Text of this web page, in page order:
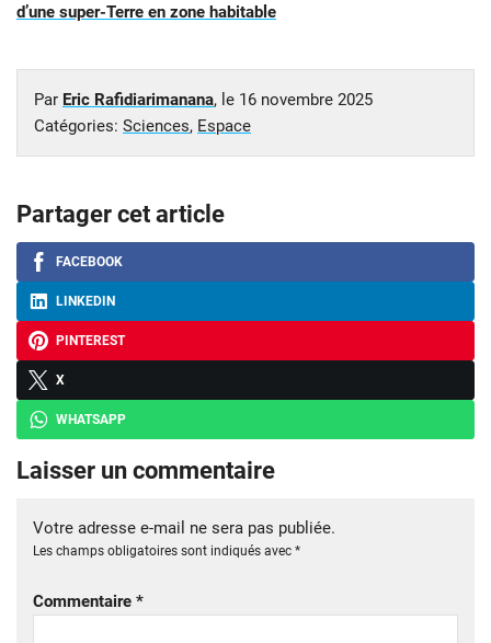
d’une super-Terre en zone habitable
Par Eric Rafidiarimanana, le 16 novembre 2025
Catégories: Sciences, Espace
Partager cet article
FACEBOOK
LINKEDIN
PINTEREST
X
WHATSAPP
Laisser un commentaire
Votre adresse e-mail ne sera pas publiée.
Les champs obligatoires sont indiqués avec *
Commentaire *